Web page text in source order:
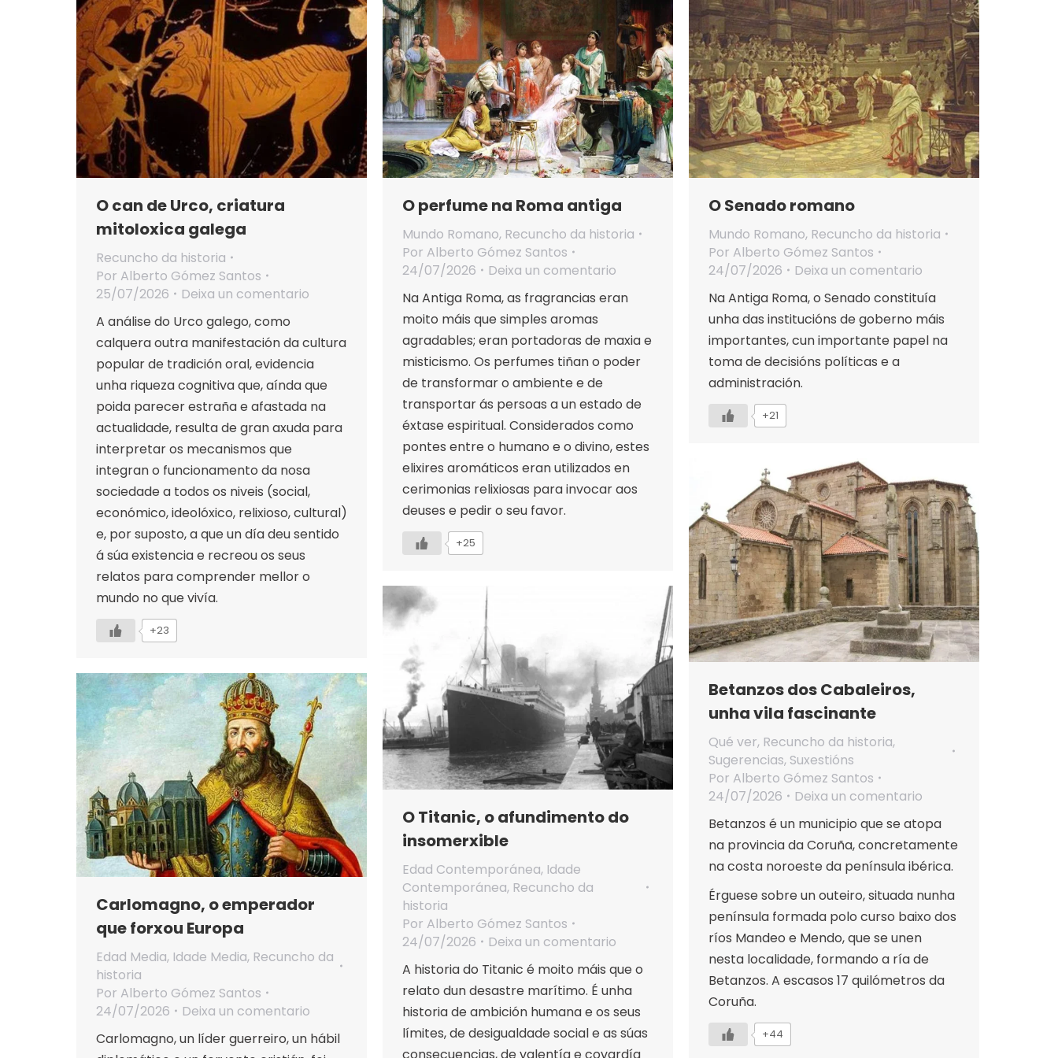
O can de Urco, criatura
mitoloxica galega
Recuncho da historia
Por Alberto Gómez Santos
25/07/2026
Deixa un comentario
A análise do Urco galego, como
calquera outra manifestación da cultura
popular de tradición oral, evidencia
unha riqueza cognitiva que, aínda que
poida parecer estraña e afastada na
actualidade, resulta de gran axuda para
interpretar os mecanismos que
integran o funcionamento da nosa
sociedade a todos os niveis (social,
económico, ideolóxico, relixioso, cultural)
e, por suposto, a que un día deu sentido
á súa existencia e recreou os seus
relatos para comprender mellor o
mundo no que vivía.
+23
O perfume na Roma antiga
Mundo Romano, Recuncho da historia
Por Alberto Gómez Santos
24/07/2026
Deixa un comentario
Na Antiga Roma, as fragrancias eran
moito máis que simples aromas
agradables; eran portadoras de maxia e
misticismo. Os perfumes tiñan o poder
de transformar o ambiente e de
transportar ás persoas a un estado de
éxtase espiritual. Considerados como
pontes entre o humano e o divino, estes
elixires aromáticos eran utilizados en
cerimonias relixiosas para invocar aos
deuses e pedir o seu favor.
+25
O Senado romano
Mundo Romano, Recuncho da historia
Por Alberto Gómez Santos
24/07/2026
Deixa un comentario
Na Antiga Roma, o Senado constituía
unha das institucións de goberno máis
importantes, cun importante papel na
toma de decisións políticas e a
administración.
+21
Betanzos dos Cabaleiros,
unha vila fascinante
Qué ver, Recuncho da historia,
Sugerencias, Suxestións
Por Alberto Gómez Santos
24/07/2026
Deixa un comentario
Betanzos é un municipio que se atopa
na provincia da Coruña, concretamente
na costa noroeste da península ibérica.
Érguese sobre un outeiro, situada nunha
península formada polo curso baixo dos
ríos Mandeo e Mendo, que se unen
nesta localidade, formando a ría de
Betanzos. A escasos 17 quilómetros da
Coruña.
+44
O Titanic, o afundimento do
insomerxible
Edad Contemporánea, Idade
Contemporánea, Recuncho da
historia
Por Alberto Gómez Santos
24/07/2026
Deixa un comentario
A historia do Titanic é moito máis que o
relato dun desastre marítimo. É unha
historia de ambición humana e os seus
límites, de desigualdade social e as súas
consecuencias, de valentía e covardía
Carlomagno, o emperador
que forxou Europa
Edad Media, Idade Media, Recuncho da
historia
Por Alberto Gómez Santos
24/07/2026
Deixa un comentario
Carlomagno, un líder guerreiro, un hábil